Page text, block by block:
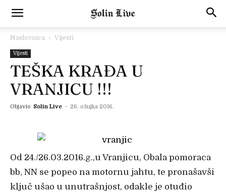
Naslovnica Vijesti
Vijesti
TEŠKA KRAĐA U
VRANJICU !!!
Objavio Solin Live - 26. ožujka 2016.
Od 24./26.03.2016.g.,u Vranjicu, Obala pomoraca
bb, NN se popeo na motornu jahtu, te pronašavši
ključ ušao u unutrašnjost, odakle je otuđio